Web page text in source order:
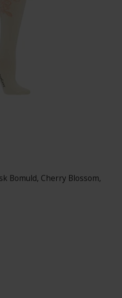
Bomuld, Cherry Blossom,